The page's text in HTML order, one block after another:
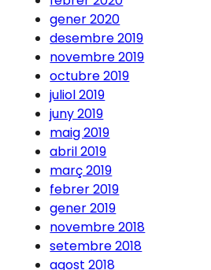
gener 2020
desembre 2019
novembre 2019
octubre 2019
juliol 2019
juny 2019
maig 2019
abril 2019
març 2019
febrer 2019
gener 2019
novembre 2018
setembre 2018
agost 2018